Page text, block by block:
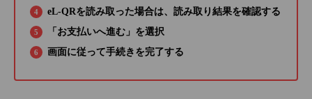
eL-QRを読み取った場合は、読み取り結果を確認する
「お支払いへ進む」を選択
画面に従って手続きを完了する